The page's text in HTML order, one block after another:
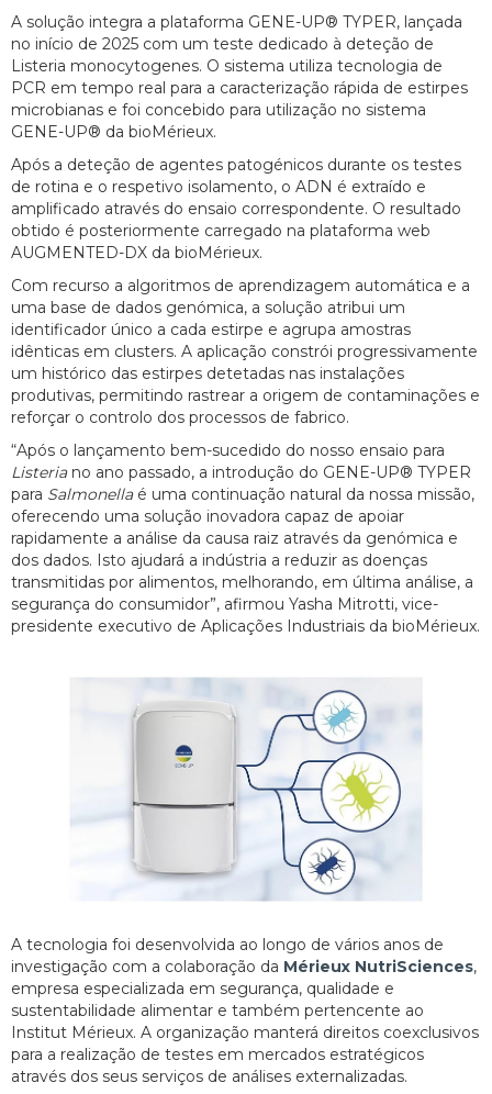
A solução integra a plataforma GENE-UP® TYPER, lançada
no início de 2025 com um teste dedicado à deteção de
Listeria monocytogenes. O sistema utiliza tecnologia de
PCR em tempo real para a caracterização rápida de estirpes
microbianas e foi concebido para utilização no sistema
GENE-UP® da bioMérieux.
Após a deteção de agentes patogénicos durante os testes
de rotina e o respetivo isolamento, o ADN é extraído e
amplificado através do ensaio correspondente. O resultado
obtido é posteriormente carregado na plataforma web
AUGMENTED-DX da bioMérieux.
Com recurso a algoritmos de aprendizagem automática e a
uma base de dados genómica, a solução atribui um
identificador único a cada estirpe e agrupa amostras
idênticas em clusters. A aplicação constrói progressivamente
um histórico das estirpes detetadas nas instalações
produtivas, permitindo rastrear a origem de contaminações e
reforçar o controlo dos processos de fabrico.
“Após o lançamento bem-sucedido do nosso ensaio para
Listeriano ano passado, a introdução do GENE-UP® TYPER
para Salmonellaé uma continuação natural da nossa missão,
oferecendo uma solução inovadora capaz de apoiar
rapidamente a análise da causa raiz através da genómica e
dos dados. Isto ajudará a indústria a reduzir as doenças
transmitidas por alimentos, melhorando, em última análise, a
segurança do consumidor”, afirmou Yasha Mitrotti, vice-
presidente executivo de Aplicações Industriais da bioMérieux.
A tecnologia foi desenvolvida ao longo de vários anos de
investigação com a colaboração da Mérieux NutriSciences,
empresa especializada em segurança, qualidade e
sustentabilidade alimentar e também pertencente ao
Institut Mérieux. A organização manterá direitos coexclusivos
para a realização de testes em mercados estratégicos
através dos seus serviços de análises externalizadas.